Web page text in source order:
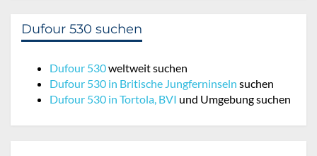
Dufour 530 suchen
Dufour 530weltweit suchen
Dufour 530 in Britische Jungferninseln suchen
Dufour 530 in Tortola, BVI und Umgebung suchen